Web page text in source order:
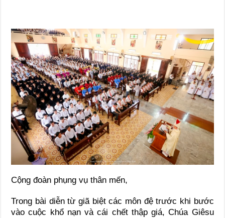
Cộng đoàn phụng vụ thân mến,
Trong bài diễn từ giã biệt các môn đệ trước khi bước
vào cuộc khổ nạn và cái chết thập giá, Chúa Giêsu